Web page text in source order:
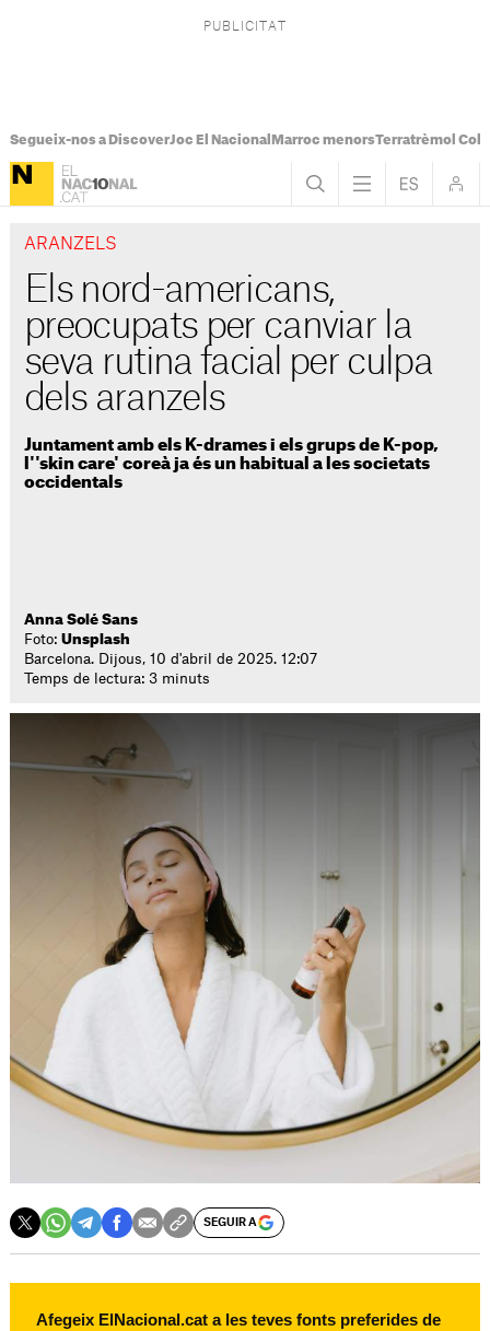
Segueix-nos a DiscoverJoc El Nacional Marroc menorsTerratrèmol
ARANZELS
Els nord-americans,
preocupats per canviar la
seva rutina facial per culpa
dels aranzels
Juntament amb els K-drames i els grups de K-pop,
l''skin care' coreà ja és un habitual a les societats
occidentals
Anna Solé Sans
Foto:Unsplash
Barcelona. Dijous, 10 d'abril de 2025. 12:07
Temps de lectura: 3 minuts
SEGUIR A
Afegeix ElNacional.cat a les teves fonts preferides de